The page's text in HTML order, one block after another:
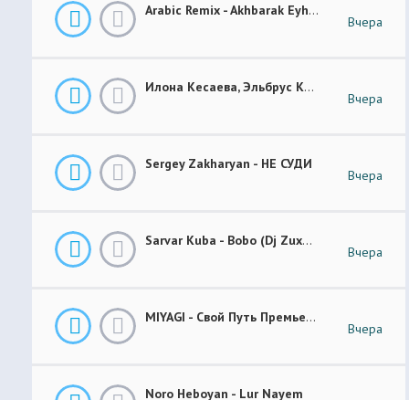
Arabic Remix - Akhbarak Eyh (Prod. Elsen Pro)
Вчера
Илона Кесаева, Эльбрус Кесаев - Поздняя Любовь Премьера Трека 2026
Вчера
Sergey Zakharyan - НЕ СУДИ
Вчера
Sarvar Kuba - Bobo (Dj Zuxa Remix)
Вчера
MIYAGI - Свой Путь Премьера 2026
Вчера
Noro Heboyan - Lur Nayem